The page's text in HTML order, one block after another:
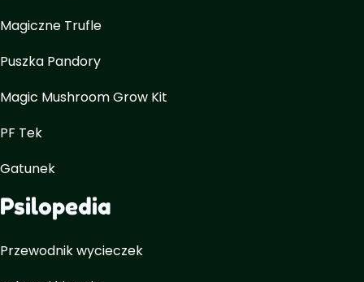
Magiczne Trufle
Puszka Pandory
Magic Mushroom Grow Kit
PF Tek
Gatunek
Psilopedia
Przewodnik wycieczek